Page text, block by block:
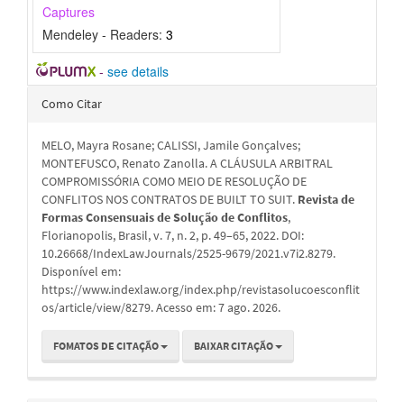
Captures
Mendeley - Readers: 3
- see details
Detalhes
artigo
Como Citar
MELO, Mayra Rosane; CALISSI, Jamile Gonçalves;
MONTEFUSCO, Renato Zanolla. A CLÁUSULA ARBITRAL
COMPROMISSÓRIA COMO MEIO DE RESOLUÇÃO DE
CONFLITOS NOS CONTRATOS DE BUILT TO SUIT. Revista de
Formas Consensuais de Solução de Conflitos,
Florianopolis, Brasil, v. 7, n. 2, p. 49–65, 2022. DOI:
10.26668/IndexLawJournals/2525-9679/2021.v7i2.8279.
Disponível em:
https://www.indexlaw.org/index.php/revistasolucoesconflit
os/article/view/8279. Acesso em: 7 ago. 2026.
FOMATOS DE CITAÇÃO BAIXAR CITAÇÃO